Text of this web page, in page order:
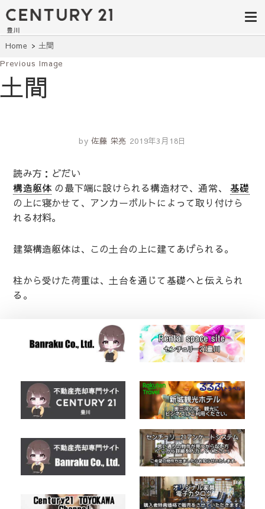
豊田市の中古
住宅・土地・
リノベ物件探
し｜センチュ
リー21豊川
建て・土地探しはセンチュリー21豊
川へ。豊田市内の最新物件情報を随
時更新中！駅近、建築条件無し、ペ
ット可、学区別など、お客様のこだ
単検索。
Home 土間
Previous Image
土間
by 佐藤 栄亮 2019年3月18日
読み方：どだい
構造躯体 の最下端に設けられる構造材で、通常、基礎
の上に寝かせて、アンカーボルトによって取り付けら
れる材料。
建築構造躯体は、この土台の上に建てあげられる。
柱から受けた荷重は、土台を通じて基礎へと伝えられ
る。